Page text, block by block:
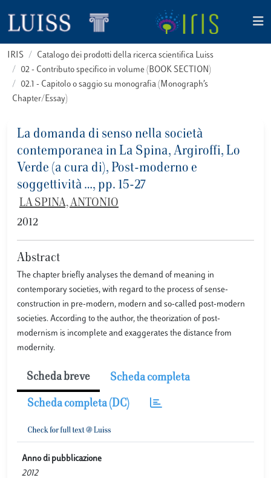
IRIS
Catalogo dei prodotti della ricerca scientifica Luiss
02 - Contributo specifico in volume (BOOK SECTION)
02.1 - Capitolo o saggio su monografia (Monograph’s
Chapter/Essay)
La domanda di senso nella società
contemporanea in La Spina, Argiroffi, Lo
Verde (a cura di), Post-moderno e
soggettività …, pp. 15-27
LA SPINA, ANTONIO
2012
Abstract
The chapter briefly analyses the demand of meaning in
contemporary societies, with regard to the process of sense-
construction in pre-modern, modern and so-called post-modern
societies. According to the author, the theorization of post-
modernism is incomplete and exaggerates the distance from
modernity.
Scheda breve Scheda completa
Scheda completa (DC)
Anno di pubblicazione
2012